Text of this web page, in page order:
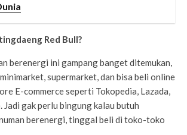
Red Bull?
berenergi ini gampang banget ditemukan,
supermarket, dan bisa beli online
E-commerce seperti Tokopedia, Lazada,
Jadi gak perlu bingung kalau butuh
berenergi, tinggal beli di toko-toko